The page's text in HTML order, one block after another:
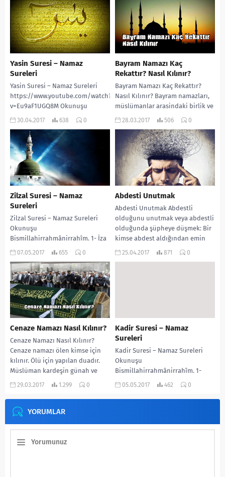
Yasin Suresi – Namaz
Sureleri
Yasin Suresi – Namaz Sureleri
https://www.youtube.com/watch?
v=Eu9aF1UGQ8M Okunuşu
Bismillahirrahmânirrahîm. 1-
İnneke le minel murseliyn 4-...
30.04.2017 638 0
Bayram Namazı Kaç
Rekattır? Nasıl Kılınır?
Bayram Namazı Kaç Rekattır?
Nasıl Kılınır? Bayram namazları,
müslümanlar arasindaki birlik ve
beraberligin güzel bir göstergesi
günü,...
28.03.2017 506 0
Zilzal Suresi – Namaz
Sureleri
Zilzal Suresi – Namaz Sureleri
Okunuşu
Bismillahirrahmânirrahîm. 1- İza
zülziletil erdu zilzaleha 2- Ve
kalel insanü...
07.05.2017 655 0
Abdesti Unutmak
Abdesti Unutmak Abdestli
olduğunu unutmak veya abdestli
olduğunda şüpheye düşmek: Bir
kimse abdest aldığından emin
olupta, abdestini bozup
25.04.2017 871 0
Cenaze Namazı Nasıl Kılınır?
Cenaze Namazı Nasıl Kılınır?
Cenaze namazı ölen kimse için
kılınır. Ölü için yapılan duadır.
Müslüman kardeşin günah ve
kusurlarının bağışlanmasını...
29.03.2017 1.299 0
Kadir Suresi – Namaz
Sureleri
Kadir Suresi – Namaz Sureleri
Okunuşu
Bismillahirrahmânirrahîm. 1-
İnna enzelnahü fiy leyletilkadr 2-
Leyletülkadri...
05.05.2017 462 0
YORUMLAR